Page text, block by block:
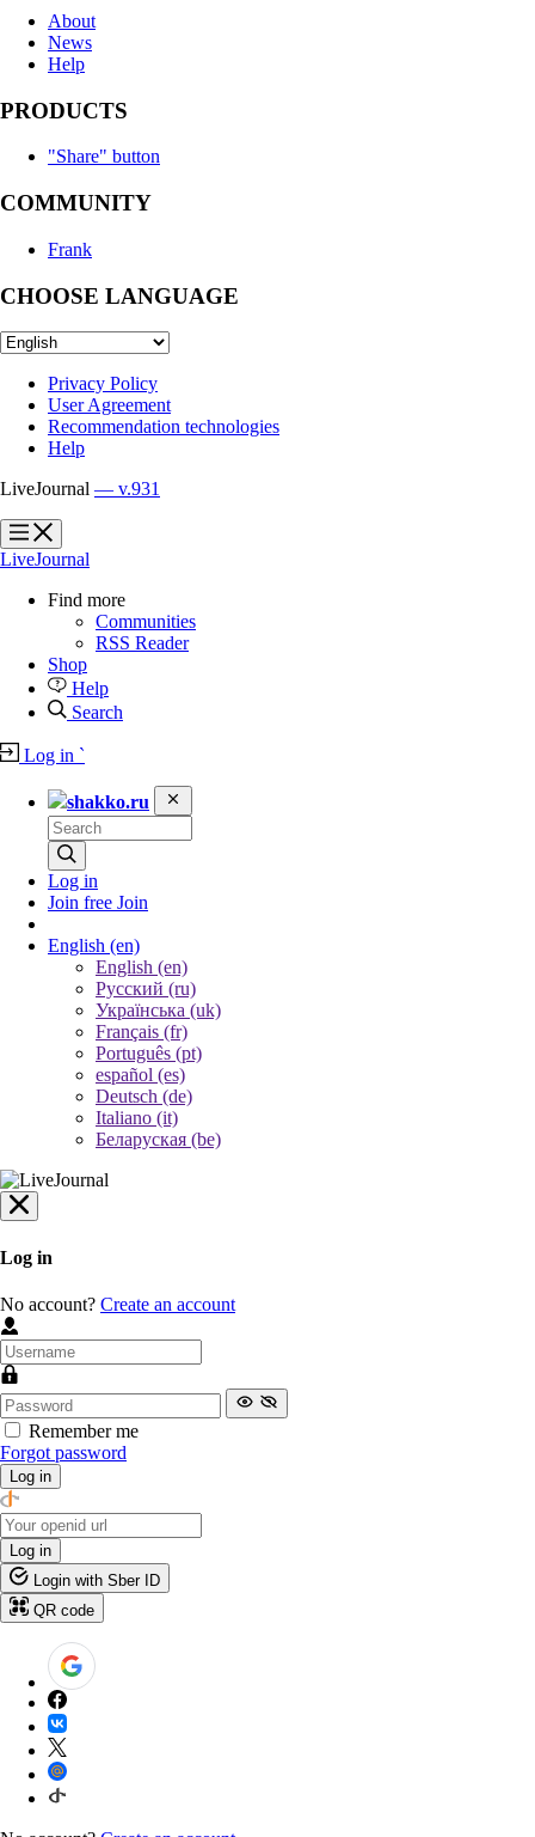
About
News
Help
PRODUCTS
"Share" button
COMMUNITY
Frank
CHOOSE LANGUAGE
Privacy Policy
User Agreement
Recommendation technologies
Help
LiveJournal — v.931
?
?
LiveJournal
Find more
Communities
RSS Reader
Shop
Help
Search
Log in `
shakko.ru
Log in
Join free Join
English (en)
English (en)
Русский (ru)
Українська (uk)
Français (fr)
Português (pt)
español (es)
Deutsch (de)
Italiano (it)
Беларуская (be)
Log in
No account? Create an account
Remember me
Forgot password
Log in
Log in
Login with Sber ID
QR code